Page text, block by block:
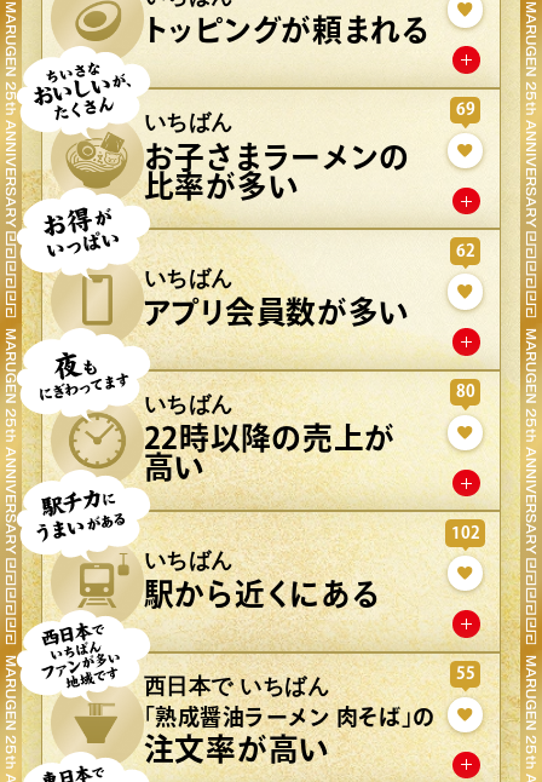
トッピングが頼まれる
いちばん
お子さまラーメンの
比率が多い
69
いちばん
アプリ会員数が多い
62
いちばん
22時以降の売上が
高い
80
いちばん
駅から近くにある
102
西日本で いちばん
「熟成醤油ラーメン 肉そば」の
注文率が高い
55